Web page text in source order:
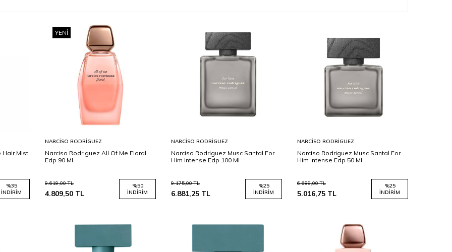
Hair Mist
%35
İNDIRIM
YENI
Ekle
NARCISO RODRIGUEZ
Narciso Rodriguez All Of Me Floral
Edp 90 Ml
9.619,00TL
4.809,50 TL
%50
İNDIRIM
Ekle
NARCISO RODRIGUEZ
Narciso Rodriguez Musc Santal For
Him Intense Edp 100 Ml
9.175,00TL
6.881,25 TL
%25
İNDIRIM
Ekle
NARCISO RODRIGUEZ
Narciso Rodriguez Musc Santal For
Him Intense Edp 50 Ml
6.689,00TL
5.016,75 TL
%25
İNDIRIM